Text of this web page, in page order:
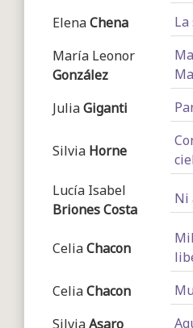
ElenaChena
La
María Leonor
González
JuliaGiganti
Silvia Horne
Lucía Isabel
Briones Costa
Ni
CeliaChacon
CeliaChacon
SilviaAsaro